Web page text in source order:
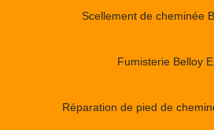
Scellement de cheminée
Fumisterie Belloy
Réparation de pied de